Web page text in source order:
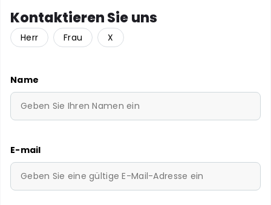
Kontaktieren Sie uns
Herr Frau X
Name
E-mail